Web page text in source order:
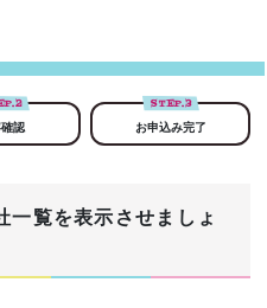
2
認
STEP.3
お申込み完了
一覧を表示させましょ